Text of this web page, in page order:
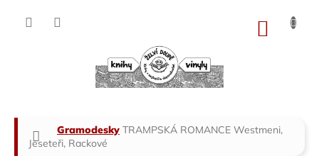
Domů
Gramodesky TRAMPSKÁ ROMANCE Westmeni,
Jeseteři, Rackové